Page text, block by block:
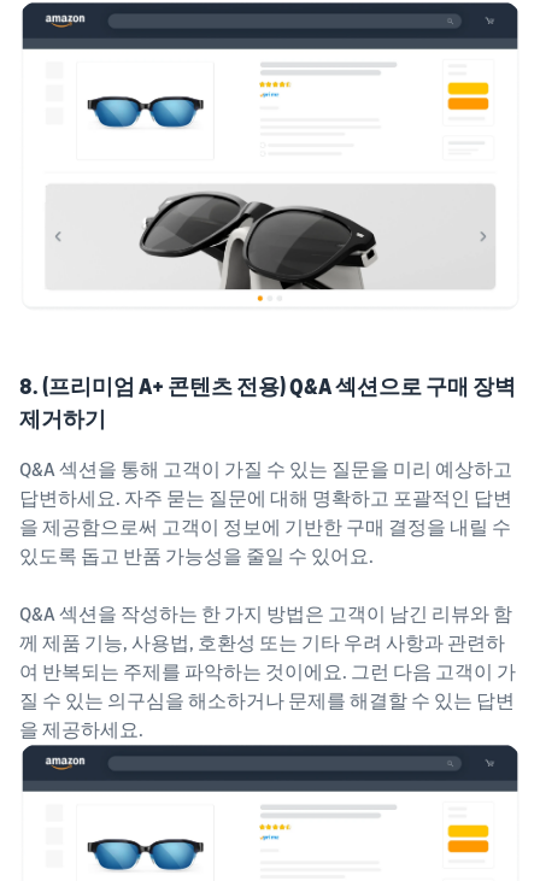
8. (프리미엄 A+ 콘텐츠 전용) Q&A 섹션으로 구매 장벽
제거하기
Q&A 섹션을 통해 고객이 가질 수 있는 질문을 미리 예상하고
답변하세요. 자주 묻는 질문에 대해 명확하고 포괄적인 답변
을 제공함으로써 고객이 정보에 기반한 구매 결정을 내릴 수
있도록 돕고 반품 가능성을 줄일 수 있어요.
Q&A 섹션을 작성하는 한 가지 방법은 고객이 남긴 리뷰와 함
께 제품 기능, 사용법, 호환성 또는 기타 우려 사항과 관련하
여 반복되는 주제를 파악하는 것이에요. 그런 다음 고객이 가
질 수 있는 의구심을 해소하거나 문제를 해결할 수 있는 답변
을 제공하세요.